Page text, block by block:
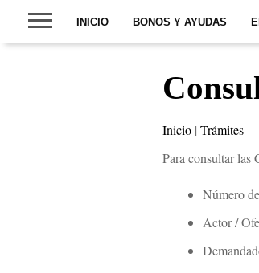
INICIO BONOS Y AYUDAS
Inicio |Trámites
Para consultar las
Número
Actor /